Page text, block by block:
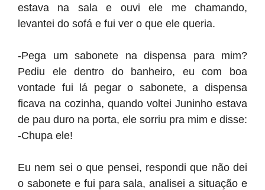
estava na sala e ouvi ele me chamando,
levantei do sofá e fui ver o que ele queria.
-Pega um sabonete na dispensa para mim?
Pediu ele dentro do banheiro, eu com boa
vontade fui lá pegar o sabonete, a dispensa
ficava na cozinha, quando voltei Juninho estava
de pau duro na porta, ele sorriu pra mim e disse:
-Chupa ele!
Eu nem sei o que pensei, respondi que não dei
o sabonete e fui para sala, analisei a situação e